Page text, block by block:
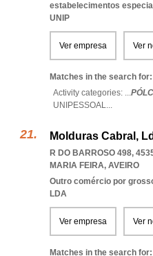
estabelecimentos
UNIP
Ver empresa Ver
Matches in the search for:
Activity categories: ...
UNIPESSOAL...
Molduras Cabral,
R DO BARROSO 498,
MARIA FEIRA, AVEIRO
Outro comércio por
LDA
Ver empresa Ver
Matches in the search for: